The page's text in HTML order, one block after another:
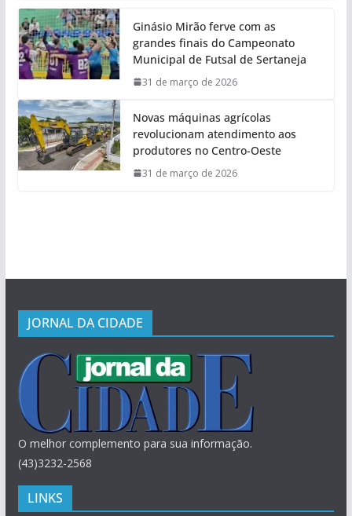
Ginásio Mirão ferve com as
grandes finais do Campeonato
Municipal de Futsal de Sertaneja
31 de março de 2026
Novas máquinas agrícolas
revolucionam atendimento aos
produtores no Centro-Oeste
31 de março de 2026
JORNAL DA CIDADE
O melhor complemento para sua informação.
(43)3232-2568
LINKS